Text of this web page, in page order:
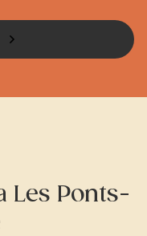
Les Ponts-